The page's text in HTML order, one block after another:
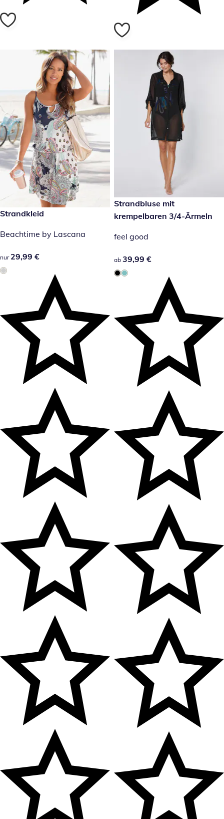
29,99 €
Strandkleid
Beachtime by Lascana
29,99 €
nur 29,99 €
39,99 €
Strandbluse mit
krempelbaren 3/4-Ärmeln
feel good
39,99 €
ab 39,99 €